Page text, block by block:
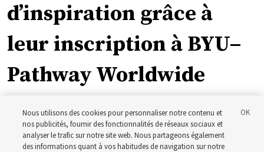
d’inspiration grâce à
leur inscription à BYU–
Pathway Worldwide
« Si l’évêque peut le faire, je peux le faire aussi »
5 août 2026, 1:13 p.m. MDT Partager
Nous utilisons des cookies pour personnaliser notre contenu et
nos publicités, fournir des fonctionnalités de réseaux sociaux et
analyser le trafic sur notre site web. Nous partageons également
des informations quant à vos habitudes de navigation sur notre